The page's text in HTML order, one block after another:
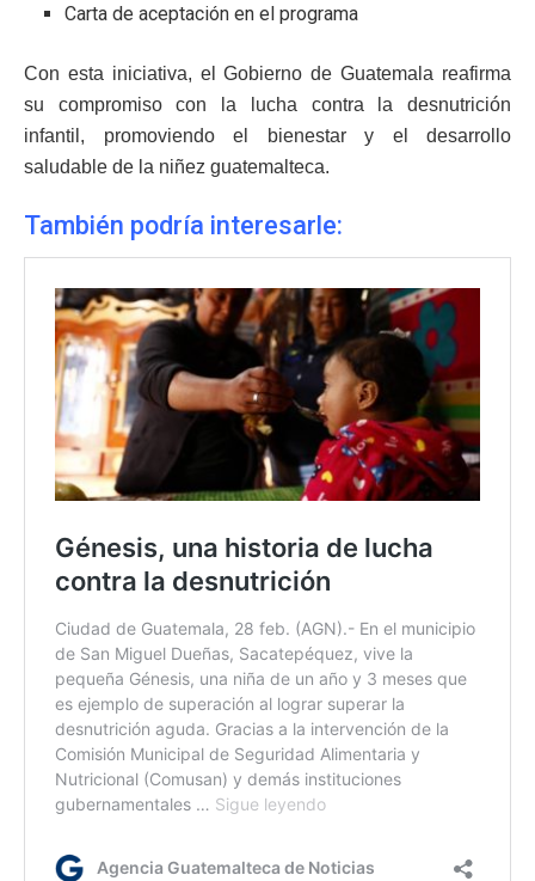
Carta de aceptación en el programa
Con esta iniciativa, el Gobierno de Guatemala reafirma
su compromiso con la lucha contra la desnutrición
infantil, promoviendo el bienestar y el desarrollo
saludable de la niñez guatemalteca.
También podría interesarle: